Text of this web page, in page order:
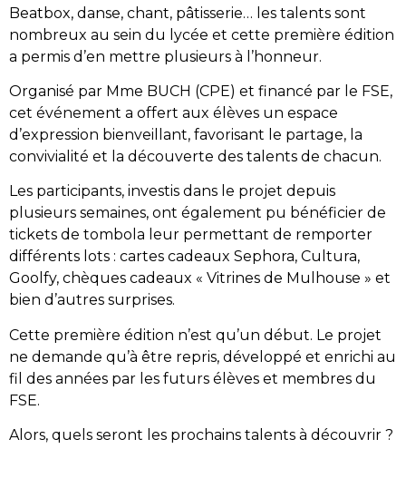
Beatbox, danse, chant, pâtisserie… les talents sont
nombreux au sein du lycée et cette première édition
a permis d’en mettre plusieurs à l’honneur.
Organisé par Mme BUCH (CPE) et financé par le FSE,
cet événement a offert aux élèves un espace
d’expression bienveillant, favorisant le partage, la
convivialité et la découverte des talents de chacun.
Les participants, investis dans le projet depuis
plusieurs semaines, ont également pu bénéficier de
tickets de tombola leur permettant de remporter
différents lots : cartes cadeaux Sephora, Cultura,
Goolfy, chèques cadeaux « Vitrines de Mulhouse » et
bien d’autres surprises.
Cette première édition n’est qu’un début. Le projet
ne demande qu’à être repris, développé et enrichi au
fil des années par les futurs élèves et membres du
FSE.
Alors, quels seront les prochains talents à découvrir ?